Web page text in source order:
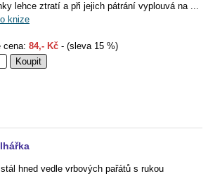
lehce ztratí a při jejich pátrání vyplouvá na ...
knize
cena: 84,- Kč - (sleva 15 %)
hned vedle vrbových pařátů s rukou